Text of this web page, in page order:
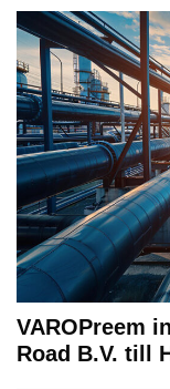
VAROPreem
Road B.V. till